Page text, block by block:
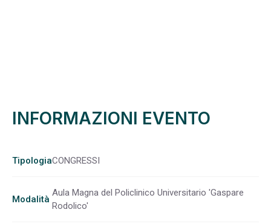
INFORMAZIONI EVENTO
TipologiaCONGRESSI
Modalità
Aula Magna del Policlinico Universitario 'Gaspare
Rodolico'